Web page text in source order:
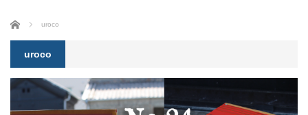
ホーム uroco
uroco